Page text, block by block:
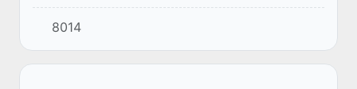
разговор с Президентом Республики
Таджикистан Эмомали Рахмоном.
8014